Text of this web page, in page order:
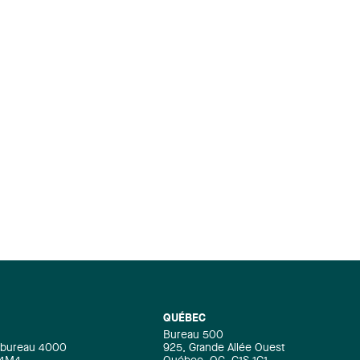
bureau 4000
QUÉBEC
Bureau 500
925, Grande Allée Ouest